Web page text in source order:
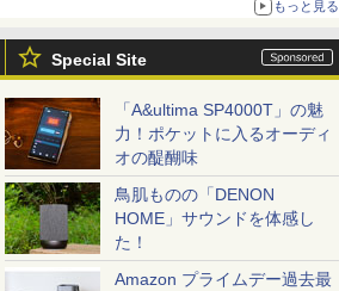
もっと見る
Special Site
「A&ultima SP4000T」の魅
力！ポケットに入るオーディ
オの醍醐味
鳥肌ものの「DENON
HOME」サウンドを体感し
た！
Amazon プライムデー過去最